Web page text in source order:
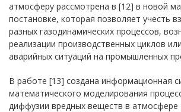
атмосферу рассмотрена в [12] в новой
постановке, которая позволяет учесть
разных газодинамических процессов,
реализации производственных циклов
аварийных ситуаций на промышленных
В работе [13] создана информационная
математического моделирования
диффузии вредных веществ в атмосфере